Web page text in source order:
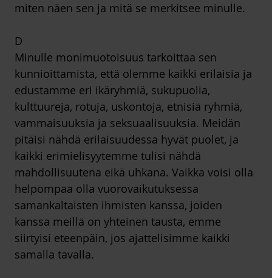
miten näen sen ja mitä se merkitsee minulle.
D
Minulle monimuotoisuus tarkoittaa sen
kunnioittamista, että olemme kaikki erilaisia ja
edustamme eri ikäryhmiä, sukupuolia,
kulttuureja, rotuja, uskontoja, etnisiä ryhmiä,
vammaisuuksia ja seksuaalisuuksia. Meidän
pitäisi nähdä erilaisuudessa hyvät puolet, ja
kaikki erimielisyytemme tulisi nähdä
mahdollisuutena eikä uhkana. Vaikka voisi olla
helpompaa olla vuorovaikutuksessa
samankaltaisten ihmisten kanssa, joiden
kanssa meillä on yhteinen tausta, emme
siirtyisi eteenpäin, jos ajattelisimme kaikki
samalla tavalla.